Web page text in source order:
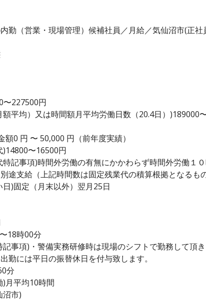
勤（営業・現場管理）候補社員／月給／気仙沼市(正社
〜227500円
額平均）又は時間額月平均労働日数（20.4日）)189000
額0 円 〜 50,000 円（前年度実績）
)14800〜16500円
特記事項)時間外労働の有無にかかわらず時間外労働１
途支給（上記時間数は固定残業代の積算根拠となる
日)固定（月末以外）翌月25日
18時00分
記事項)・警備実務研修時は現場のシフトで勤務して頂
勤には平日の振替休日を付与致します。
分
)月平均10時間
沼市)